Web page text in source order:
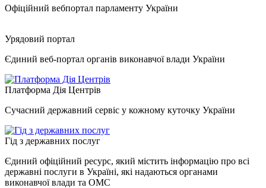
Офіційний вебпортал парламенту України
Урядовий портал
Єдиний веб-портал органів виконавчої влади України
Платформа Дія Центрів
Сучасний державний сервіс у кожному куточку України
Гід з державних послуг
Єдиний офіційний ресурс, який містить інформацію про всі
державні послуги в Україні, які надаються органами
виконавчої влади та ОМС